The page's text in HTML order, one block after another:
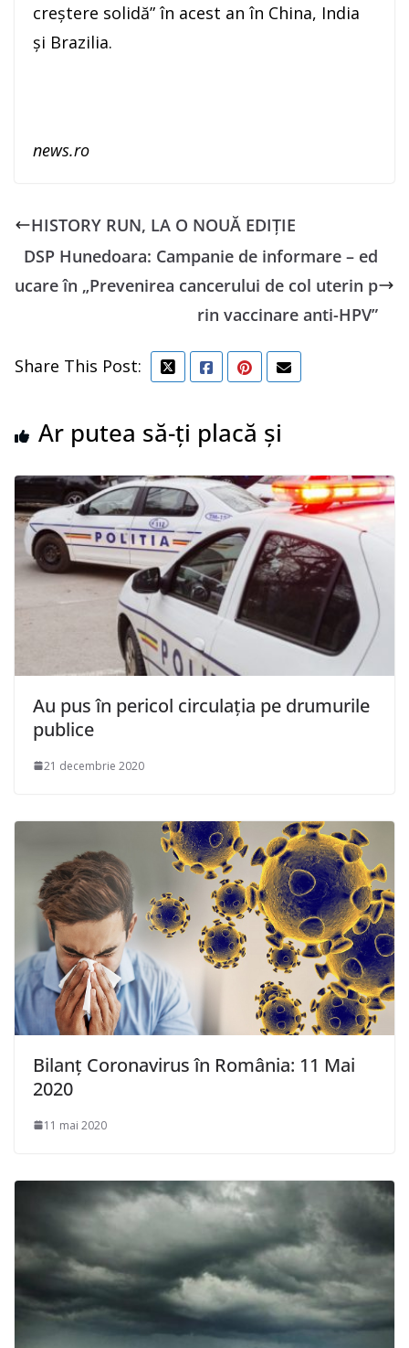
creştere solidă” în acest an în China, India
şi Brazilia.
news.ro
HISTORY RUN, LA O NOUĂ EDIȚIE
DSP Hunedoara: Campanie de informare – ed
ucare în „Prevenirea cancerului de col uterin p
rin vaccinare anti-HPV”
Share This Post:
Ar putea să-ți placă și
Au pus în pericol circulaţia pe drumurile
publice
21 decembrie 2020
Bilanț Coronavirus în România: 11 Mai
2020
11 mai 2020